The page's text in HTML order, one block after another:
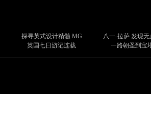
探寻英式设计精髓 MG
英国七日游记连载
八一-拉萨 发现无
一路朝圣到宝